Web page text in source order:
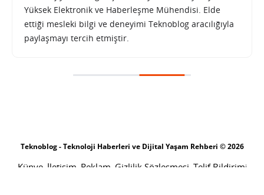
Yüksek Elektronik ve Haberleşme Mühendisi. Elde
ettiği mesleki bilgi ve deneyimi Teknoblog aracılığıyla
paylaşmayı tercih etmiştir.
Teknoblog - Teknoloji Haberleri ve Dijital Yaşam Rehberi © 2026
Künye İletişim Reklam Gizlilik Sözleşmesi Telif Bildirimi